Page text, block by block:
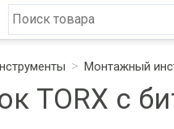
Монтажный
TORX с